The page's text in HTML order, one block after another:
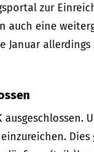
zur
eine
Januar
Dies